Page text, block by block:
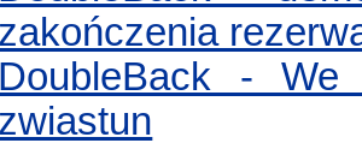
zakończenia
DoubleBack -
zwiastun